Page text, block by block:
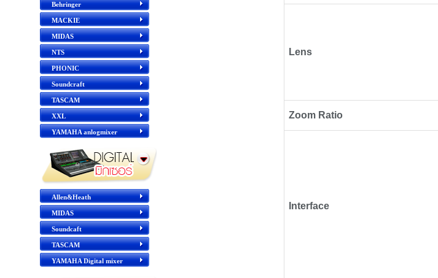
Behringer
MACKIE
MIDAS
NTS
PHONIC
Soundcraft
TASCAM
XXL
YAMAHA anlogmixer
Allen&Heath
MIDAS
Soundcaft
TASCAM
YAMAHA Digital mixer
Lens
Zoom Ratio
Interface